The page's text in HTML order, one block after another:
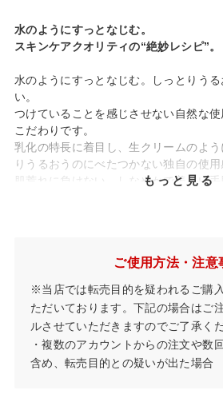
水のようにすっとなじむ。
スキンケアクオリティの“絶妙レシピ”。
水のようにすっとなじむ。しっとりう
い。
つけていることを感じさせない自然な使
こだわりです。
乳化の特長に着目し、生クリームのよ
りうるおうのにべたつかない独自の使用
肌荒れに負けない、しなやかで美しい手
べたつかず、肌のすみずみまでうるお
うな使用感。
秘密は独自の乳化によるもの。クリー
酸と合わさるとことで分離し、原料で
を活かし実現しました。
やわらかなクリームが水のようにすっ
りうるおうのに、つけていることを感じ
もっと見る
ご使用方法・注意
※当店では転売目的を疑われるご購
ただいております。下記の場合はご
ルさせていただきますのでご了承く
・複数のアカウントからの注文や数
含め、転売目的との疑いが出た場合